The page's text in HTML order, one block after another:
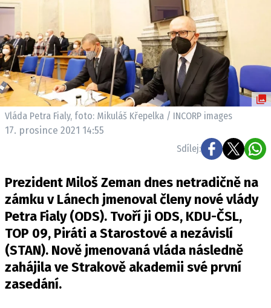
SPOLEČNOST
SLEDUJTE NÁS NA|
Máte příběh, fotku nebo video?
Pošlete e-mail na newsbox.cz
REDAKCE
KONTAKT
VYDAVATEL
INZERCE
OSOBNÍ ÚDAJE / COOKIES
VOLNÁ MÍSTA
Vláda Petra Fialy, foto: Mikuláš Křepelka / INCORP images
17. prosince 2021 14:55
Sdílej:
Prezident Miloš Zeman dnes netradičně na
zámku v Lánech jmenoval členy nové vlády
Petra Fialy (ODS). Tvoří ji ODS, KDU-ČSL,
TOP 09, Piráti a Starostové a nezávislí
(STAN). Nově jmenovaná vláda následně
zahájila ve Strakově akademii své první
zasedání.